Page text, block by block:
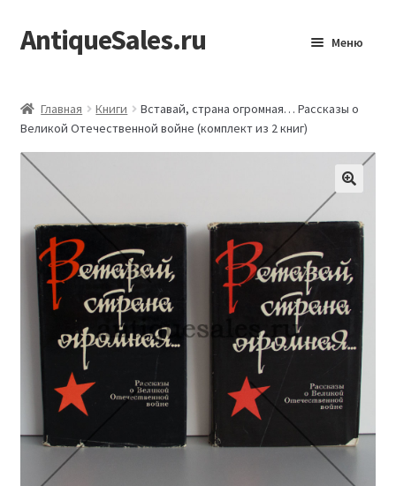
Перейти
к
Перейти
к
AntiqueSales.ru Меню
Главная Книги
Вставай, страна огромная… Рассказы о
Великой Отечественной войне (комплект из 2 книг)